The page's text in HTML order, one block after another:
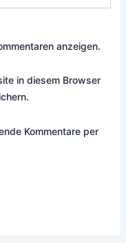
anzeigen.
in diesem Browser
Kommentare per